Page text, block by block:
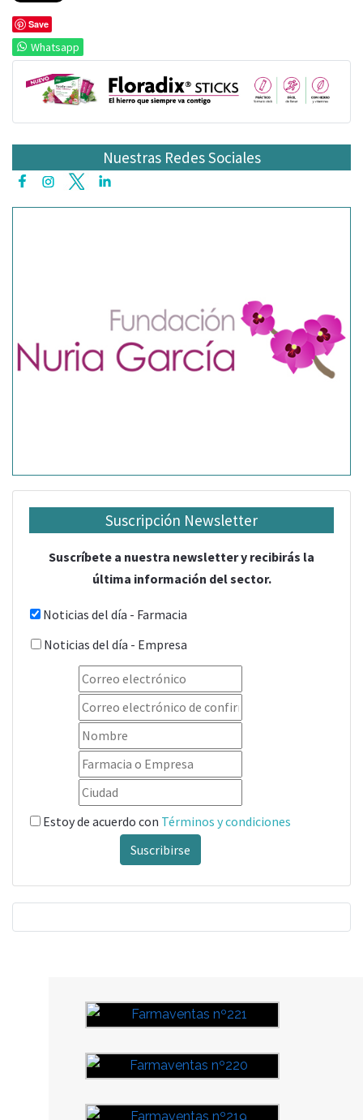
Save
Whatsapp
Nuestras Redes Sociales
Suscripción Newsletter
Suscríbete a nuestra newsletter y recibirás la
última información del sector.
Noticias del día - Farmacia
Noticias del día - Empresa
Estoy de acuerdo con Términos y condiciones
Suscribirse